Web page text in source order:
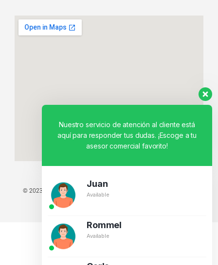
© 2023 TODOS LOS DERECHOS RESERVADOS - TECNIT TU TIENDA
TECNOLÓGICA.
Nuestro servicio de atención al cliente está
aquí para responder tus dudas. ¡Escoge a tu
asesor comercial favorito!
Juan
Available
Rommel
Available